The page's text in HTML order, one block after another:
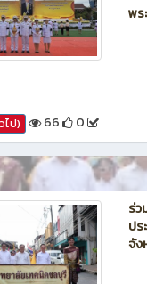
ไป) 66 0